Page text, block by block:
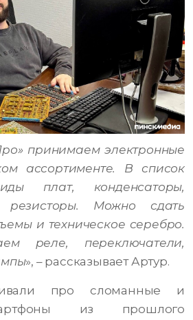
принимаем электронные
ассортименте. В список
плат, конденсаторы,
резисторы. Можно сдать
и техническое серебро.
реле, переключатели,
», – рассказывает Артур.
про сломанные и
из прошлого